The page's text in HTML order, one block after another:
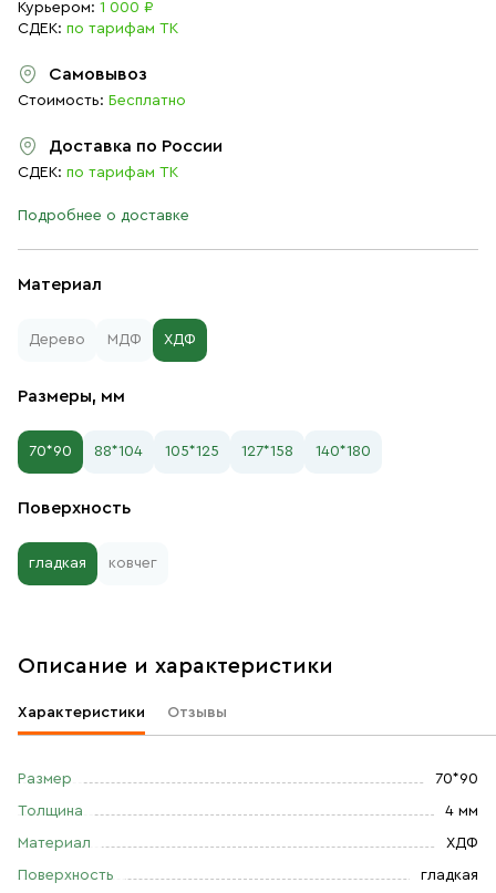
Материал
Дерево МДФ ХДФ
Размеры, мм
70*90 88*104 105*125 127*158 140*180
Поверхность
гладкая ковчег
Курьером: 1 000 ₽
СДЕК: по тарифам ТК
Самовывоз
Стоимость: Бесплатно
Доставка по России
СДЕК: по тарифам ТК
Подробнее о доставке
Описание и характеристики
Характеристики Отзывы
Размер 70*90
Толщина 4 мм
Материал ХДФ
Поверхность гладкая